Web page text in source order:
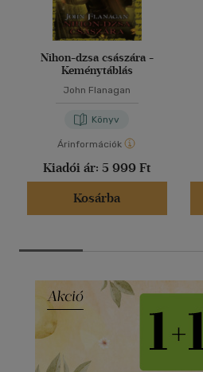
Nihon-dzsa császára -
Keménytáblás
John Flanagan
Könyv
Árinformációk
Kiadói ár: 5 999 Ft
Kosárba